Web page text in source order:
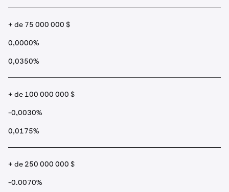
+ de 75 000 000 $
0,0000%
0,0350%
+ de 100 000 000 $
-0,0030%
0,0175%
+ de 250 000 000 $
-0.0070%